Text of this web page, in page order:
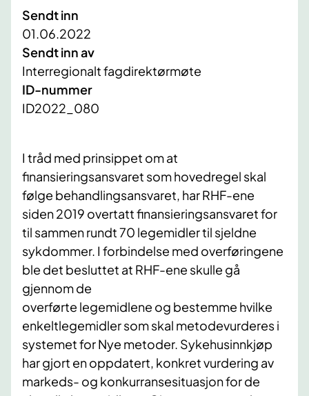
Sendt inn
01.06.2022
Sendt inn av
Interregionalt fagdirektørmøte
ID-nummer
ID2022_080
I tråd med prinsippet om at
finansieringsansvaret som hovedregel skal
følge behandlingsansvaret, har RHF-ene
siden 2019 overtatt finansieringsansvaret for
til sammen rundt 70 legemidler til sjeldne
sykdommer. I forbindelse med overføringene
ble det besluttet at RHF-ene skulle gå
gjennom de
overførte legemidlene og bestemme hvilke
enkeltlegemidler som skal metodevurderes i
systemet for Nye metoder. Sykehusinnkjøp
har gjort en oppdatert, konkret vurdering av
markeds- og konkurransesituasjon for de